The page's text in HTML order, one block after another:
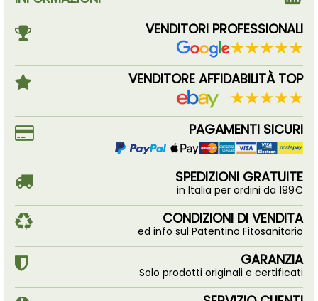
VENDITORI PROFESSIONALI
VENDITORE AFFIDABILITÀ TOP
PAGAMENTI SICURI
SPEDIZIONI GRATUITE
in Italia per ordini da 199€
CONDIZIONI DI VENDITA
ed info sul Patentino Fitosanitario
GARANZIA
Solo prodotti originali e certificati